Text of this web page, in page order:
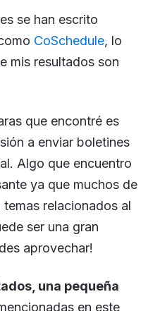
se han escrito
CoSchedule, lo
mis resultados son
que encontré es
a enviar boletines
Algo que encuentro
ya que muchos de
relacionados al
ser una gran
aprovechar!
una pequeña
en este